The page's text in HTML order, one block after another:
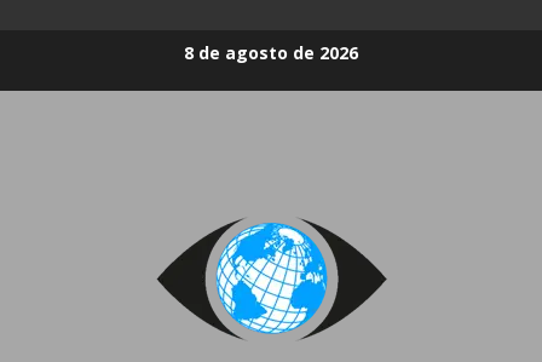
8 de agosto de 2026